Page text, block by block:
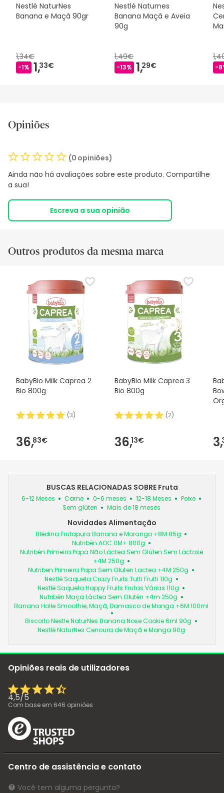
Nestlé NaturNes
Banana e Maçã 90gr
1,34€
-1% 1,33€
Nestlé Naturnes
Banana Maçã e Aveia
90g
1,49€
-13% 1,29€ -
Opiniões
(0 opiniões)
Ainda não há avaliações sobre este produto. Compartilhe
a sua!
Escreva a sua opinião
Outros produtos da mesma marca
BabyBio Milk Caprea 2
Bio 800g
(3)
36,83€
BabyBio Milk Caprea 3
Bio 800g
(2)
36,13€ 3,
BUSCAS RELACIONADAS SOBRE Fruta
6-12 Meses Carne 0-6 meses 12-18 Meses
Peixe
Sem glúten
Mais de 18 meses
Novidades Alimentação
Blédina Frutapura Banana e Morango +8M 85g
Nutribén AOC 0M+ 800g
Nutribén Primeira Papa Não Láctea Sem Glúten Sem Lactose
+4M 250g
Nutriben Primeira Papa Sem Gluten Lactea +4M 250g
Nestlé Saqueta Crazy Fruits Tutti Frutti 110g
Nestlé Saqueta Happy Fruits Frutas Várias 110g
Nutribén Maça Láctea Sem Glutén +4m 250g
Banana Holle Smoothie, Maçã, Damasco de Manga +6M 100ml
Biscoito Nestle NaturNes Banana Nose Cookie 6ml 90g
Nestlé NaturNes Cenoura de Maçã e Manga 90g
Opiniões reais de utilizadores
4,5/5
Com base em 646 opiniões
Centro de assistência e contato
Você tem alguma pergunta?